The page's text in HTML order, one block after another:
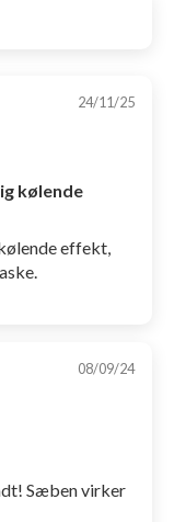
bruge efter
Decyl glucosid,
olie),
24/11/25
kølende
effekt,
08/09/24
Sæben virker